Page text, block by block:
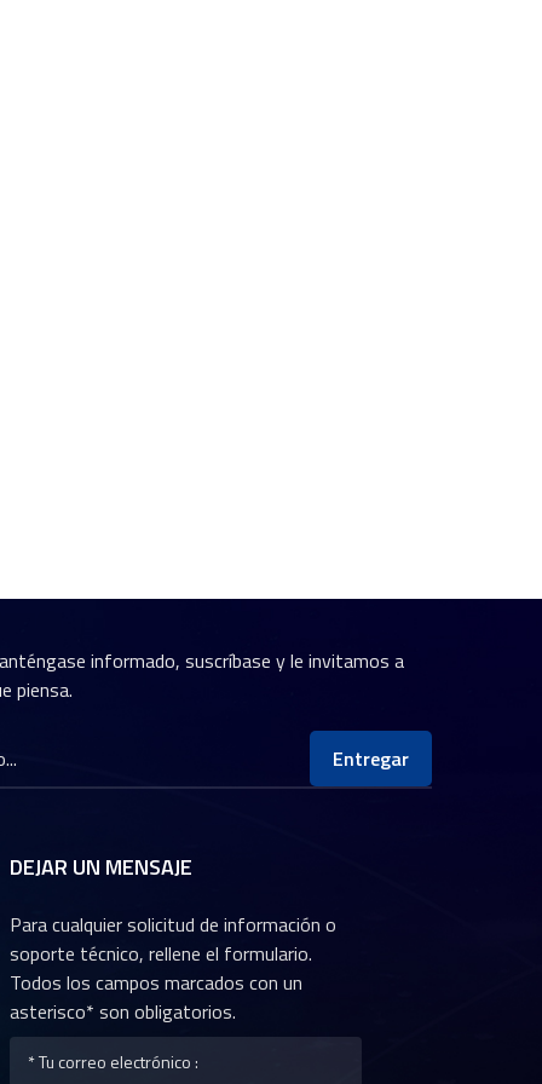
informado, suscríbase y le invitamos a
piensa.
Entregar
DEJAR UN MENSAJE
Para cualquier solicitud de información o
soporte técnico, rellene el formulario.
Todos los campos marcados con un
asterisco* son obligatorios.